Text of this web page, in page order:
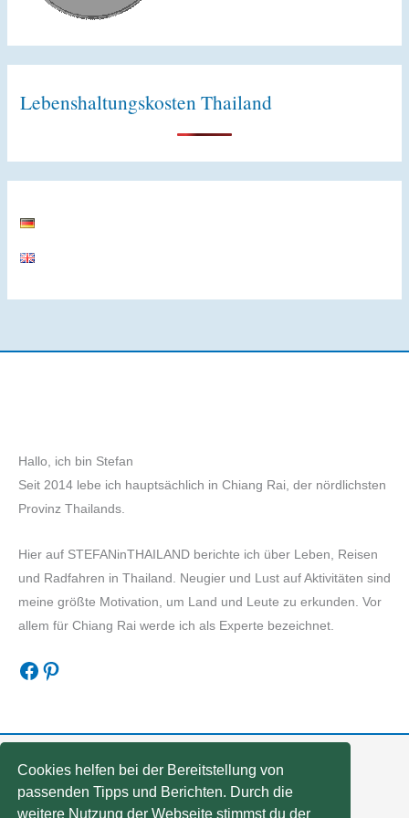
Cookies helfen bei der Bereitstellung von
passenden Tipps und Berichten. Durch die
weitere Nutzung der Webseite stimmst du der
Lebenshaltungskosten Thailand
Hallo, ich bin Stefan
Seit 2014 lebe ich hauptsächlich in Chiang Rai, der nördlichsten
Provinz Thailands.
Hier auf STEFANinTHAILAND berichte ich über Leben, Reisen
und Radfahren in Thailand. Neugier und Lust auf Aktivitäten sind
meine größte Motivation, um Land und Leute zu erkunden. Vor
allem für Chiang Rai werde ich als Experte bezeichnet.
Facebook
Pinterest